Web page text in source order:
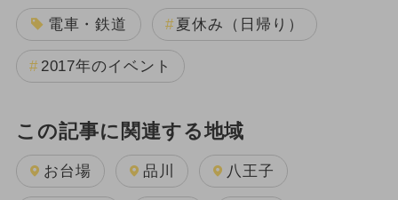
電車・鉄道 夏休み（日帰り）
2017年のイベント
この記事に関連する地域
お台場 品川 八王子